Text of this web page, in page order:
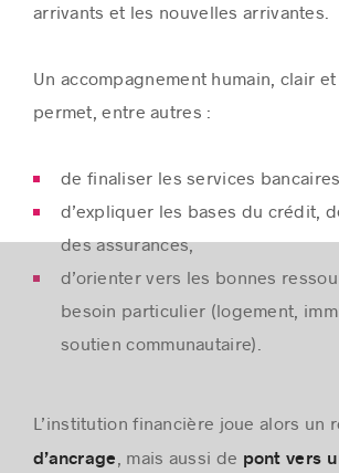
arrivants et les nouvelles arrivantes.
Un accompagnement humain, clair
permet, entre autres :
de finaliser les services
d’expliquer les bases du crédit,
des assurances,
d’orienter vers les bonnes
besoin particulier (logement,
soutien communautaire).
L’institution financière joue alors un
d’ancrage, mais aussi de pont vers